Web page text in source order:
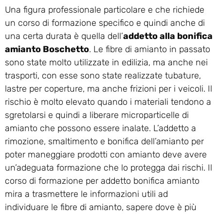
Una figura professionale particolare e che richiede
un corso di formazione specifico e quindi anche di
una certa durata è quella dell’addetto alla bonifica
amianto Boschetto. Le fibre di amianto in passato
sono state molto utilizzate in edilizia, ma anche nei
trasporti, con esse sono state realizzate tubature,
lastre per coperture, ma anche frizioni per i veicoli. Il
rischio è molto elevato quando i materiali tendono a
sgretolarsi e quindi a liberare microparticelle di
amianto che possono essere inalate. L’addetto a
rimozione, smaltimento e bonifica dell’amianto per
poter maneggiare prodotti con amianto deve avere
un’adeguata formazione che lo protegga dai rischi. Il
corso di formazione per addetto bonifica amianto
mira a trasmettere le informazioni utili ad
individuare le fibre di amianto, sapere dove è più